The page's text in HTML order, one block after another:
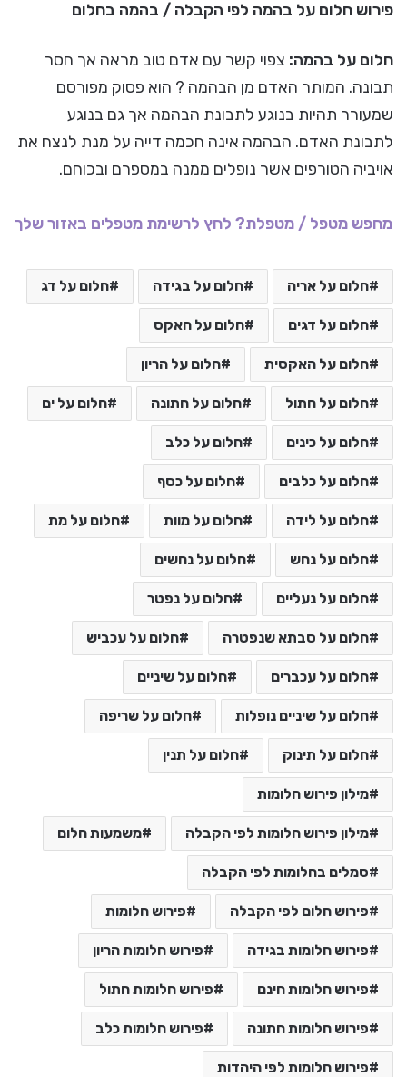
פירוש חלום על בהמה לפי הקבלה / בהמה בחלום
חלום על בהמה: צפוי קשר עם אדם טוב מראה אך חסר
תבונה. המותר האדם מן הבהמה ? הוא פסוק מפורסם
שמעורר תהיות בנוגע לתבונת הבהמה אך גם בנוגע
לתבונת האדם. הבהמה אינה חכמה דייה על מנת לנצח את
אויביה הטורפים אשר נופלים ממנה במספרם ובכוחם.
מחפש מטפל / מטפלת? לחץ לרשימת מטפלים באזור שלך
חלום על אריה חלום על בגידה חלום על דג
חלום על דגים חלום על האקס
חלום על האקסית חלום על הריון
חלום על חתול חלום על חתונה חלום על ים
חלום על כינים חלום על כלב
חלום על כלבים חלום על כסף
חלום על לידה חלום על מוות חלום על מת
חלום על נחש חלום על נחשים
חלום על נעליים חלום על נפטר
חלום על סבתא שנפטרה חלום על עכביש
חלום על עכברים חלום על שיניים
חלום על שיניים נופלות חלום על שריפה
חלום על תינוק חלום על תנין
מילון פירוש חלומות
מילון פירוש חלומות לפי הקבלה משמעות חלום
סמלים בחלומות לפי הקבלה
פירוש חלום לפי הקבלה פירוש חלומות
פירוש חלומות בגידה פירוש חלומות הריון
פירוש חלומות חינם פירוש חלומות חתול
פירוש חלומות חתונה פירוש חלומות כלב
פירוש חלומות לפי היהדות